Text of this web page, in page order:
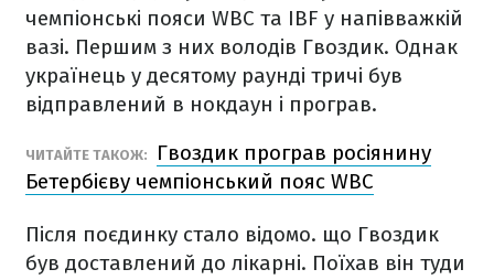
чемпіонські пояси WBC та IBF у напівважкій
вазі. Першим з них володів Гвоздик. Однак
українець у десятому раунді тричі був
відправлений в нокдаун і програв.
ЧИТАЙТЕ ТАКОЖ:
Гвоздик програв росіянину
Бетербієву чемпіонський пояс WBC
Після поєдинку стало відомо. що Гвоздик
був доставлений до лікарні. Поїхав він туди